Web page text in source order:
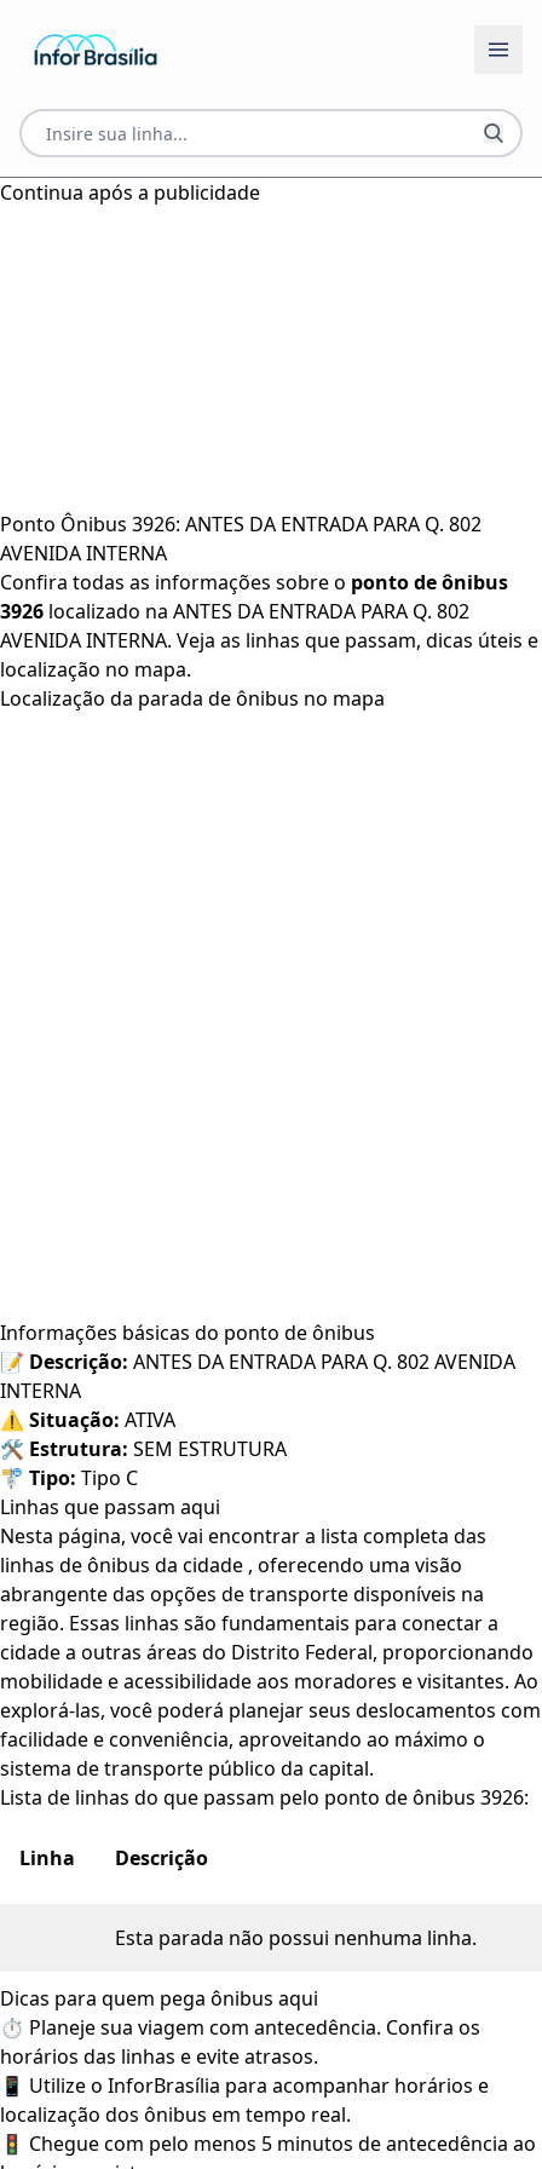
Continua após a publicidade
Ponto Ônibus 3926: ANTES DA ENTRADA PARA Q. 802
AVENIDA INTERNA
Confira todas as informações sobre o ponto de ônibus
3926 localizado na ANTES DA ENTRADA PARA Q. 802
AVENIDA INTERNA. Veja as linhas que passam, dicas úteis e
localização no mapa.
Localização da parada de ônibus no mapa
Informações básicas do ponto de ônibus
📝 Descrição: ANTES DA ENTRADA PARA Q. 802 AVENIDA
INTERNA
⚠️ Situação: ATIVA
🛠️ Estrutura: SEM ESTRUTURA
🚏 Tipo: Tipo C
Linhas que passam aqui
Nesta página, você vai encontrar a lista completa das
linhas de ônibus da cidade , oferecendo uma visão
abrangente das opções de transporte disponíveis na
região. Essas linhas são fundamentais para conectar a
cidade a outras áreas do Distrito Federal, proporcionando
mobilidade e acessibilidade aos moradores e visitantes. Ao
explorá-las, você poderá planejar seus deslocamentos com
facilidade e conveniência, aproveitando ao máximo o
sistema de transporte público da capital.
Lista de linhas do que passam pelo ponto de ônibus 3926:
Linha Descrição
Esta parada não possui nenhuma linha.
Dicas para quem pega ônibus aqui
⏱️ Planeje sua viagem com antecedência. Confira os
horários das linhas e evite atrasos.
📱 Utilize o InforBrasília para acompanhar horários e
localização dos ônibus em tempo real.
🚦 Chegue com pelo menos 5 minutos de antecedência ao